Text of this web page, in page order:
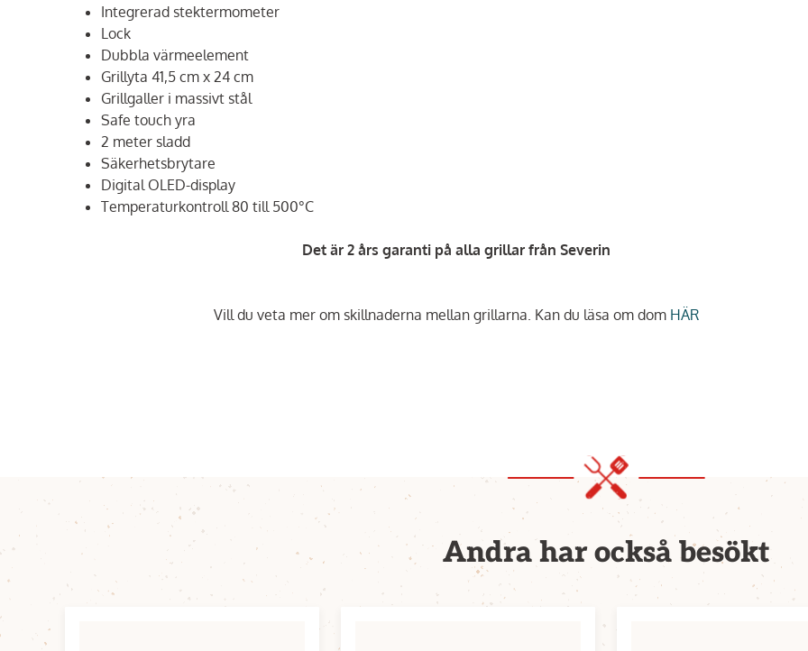
Integrerad stektermometer
Lock
Dubbla värmeelement
Grillyta 41,5 cm x 24 cm
Grillgaller i massivt stål
Safe touch yra
2 meter sladd
Säkerhetsbrytare
Digital OLED-display
Temperaturkontroll 80 till 500°C
Det är 2 års garanti på alla grillar från Severin
Vill du veta mer om skillnaderna mellan grillarna. Kan du läsa om dom HÄR
Andra har också besökt